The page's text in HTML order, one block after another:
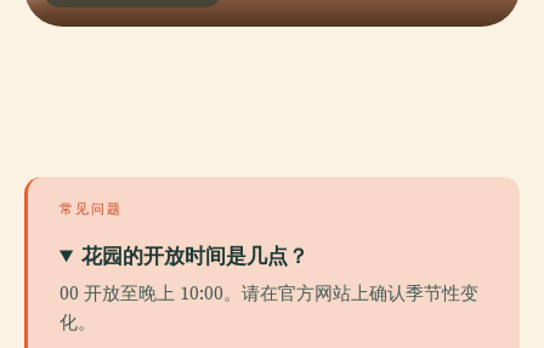
常见问题
花园的开放时间是几点？
00 开放至晚上 10:00。请在官方网站上确认季节性变
化。